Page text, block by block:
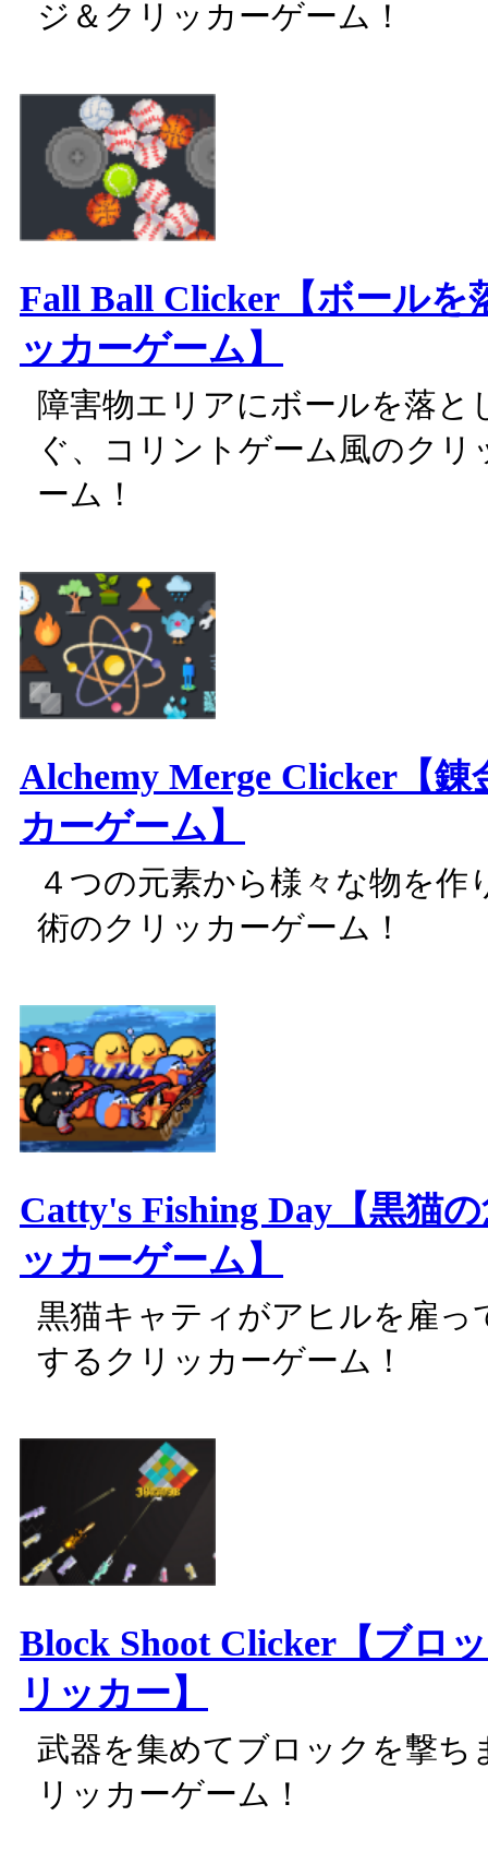
ジ＆クリッカーゲーム！
Fall Ball Clicker【ボールを
ッカーゲーム】
障害物エリアにボールを落と
ぐ、コリントゲーム風のクリ
ーム！
Alchemy Merge Clicker【錬
カーゲーム】
４つの元素から様々な物を作
術のクリッカーゲーム！
Catty's Fishing Day【黒猫
ッカーゲーム】
黒猫キャティがアヒルを雇っ
するクリッカーゲーム！
Block Shoot Clicker【ブロ
リッカー】
武器を集めてブロックを撃ち
リッカーゲーム！